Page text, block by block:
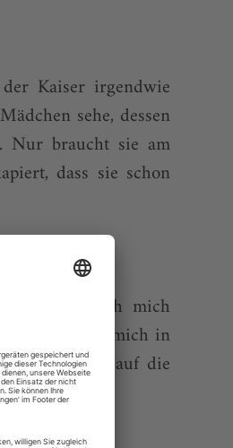
Kaiser irgendwie
sehe, dessen
Nur braucht sie am
dass sie schon
fühle ich mich
auf die ich mich in
auf die